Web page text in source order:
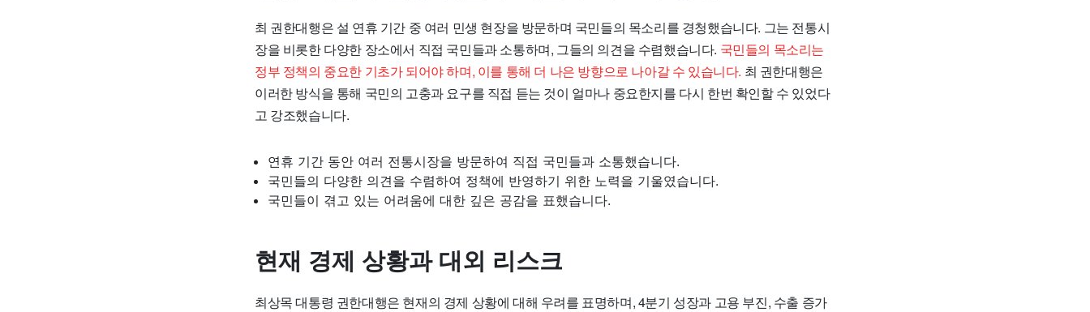
최 권한대행은 설 연휴 기간 중 여러 민생 현장을 방문하며 국민들의 목소리를 경청했습니다. 그는 전통시
장을 비롯한 다양한 장소에서 직접 국민들과 소통하며, 그들의 의견을 수렴했습니다. 국민들의 목소리는
정부 정책의 중요한 기초가 되어야 하며, 이를 통해 더 나은 방향으로 나아갈 수 있습니다. 최 권한대행은
이러한 방식을 통해 국민의 고충과 요구를 직접 듣는 것이 얼마나 중요한지를 다시 한번 확인할 수 있었다
고 강조했습니다.
연휴 기간 동안 여러 전통시장을 방문하여 직접 국민들과 소통했습니다.
국민들의 다양한 의견을 수렴하여 정책에 반영하기 위한 노력을 기울였습니다.
국민들이 겪고 있는 어려움에 대한 깊은 공감을 표했습니다.
현재 경제 상황과 대외 리스크
최상목 대통령 권한대행은 현재의 경제 상황에 대해 우려를 표명하며, 4분기 성장과 고용 부진, 수출 증가